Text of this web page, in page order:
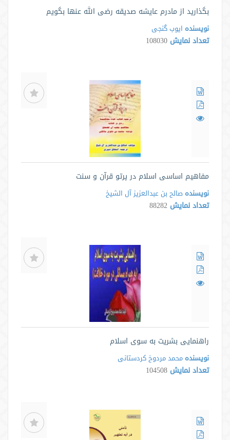
بگذارید از مادرم عایشه صدیقه رضی الله عنها بگویم
نویسنده ایوب گنجی
تعداد نمایش 108030
مفاهیم اساسی اسلام در پرتو قرآن و سنت
نویسنده صالح بن عبدالعزیز آل الشیخ
تعداد نمایش 88282
راهنمایی بشریت به سوی اسلام
نویسنده محمد مردوخ کردستانی
تعداد نمایش 104508